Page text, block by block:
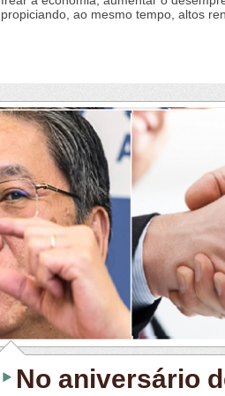
propiciando, ao mesmo tempo, altos
No aniversário